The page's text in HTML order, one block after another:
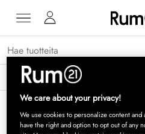
Saat 15 % alennusta Grythyttan
We care about your privacy!
We use cookies to personalize content and
have the right and option to opt out of any